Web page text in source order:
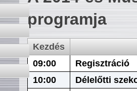
programja
Kezdés
09:00
Regisztráció
10:00
Délelőtti